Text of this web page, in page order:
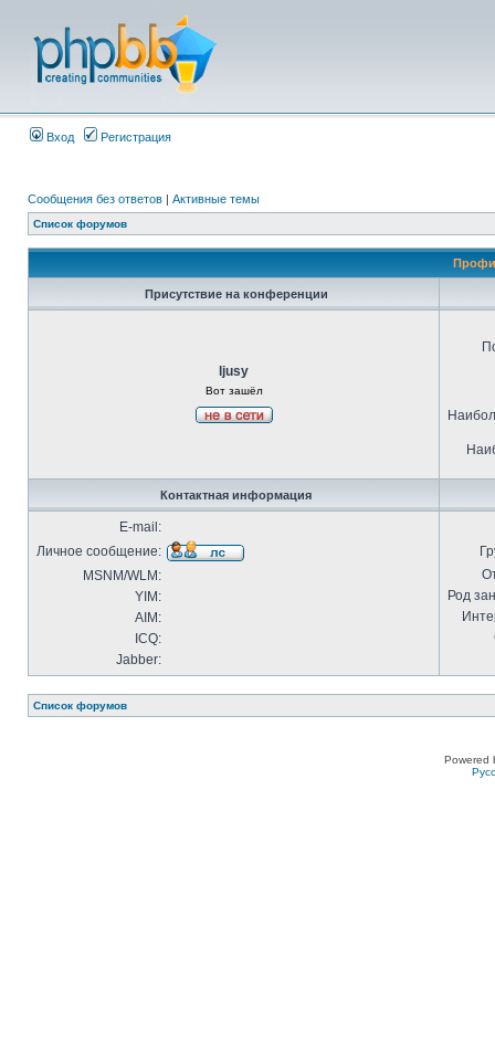
Вход Регистрация
Сообщения без ответов | Активные темы
Список форумов
Присутствие на конференции
ljusy
Вот зашёл
Контактная информация
E-mail:
Личное сообщение:
MSNM/WLM:
YIM:
AIM:
ICQ:
Jabber:
Род
Список форумов
Powered